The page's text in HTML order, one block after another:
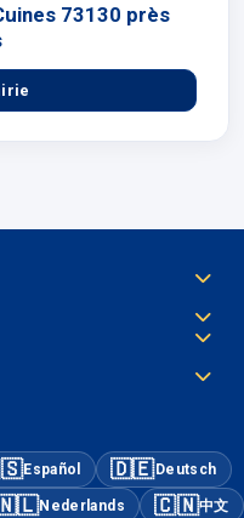
73130 près
Español 🇩🇪Deutsch
Nederlands 🇨🇳中文